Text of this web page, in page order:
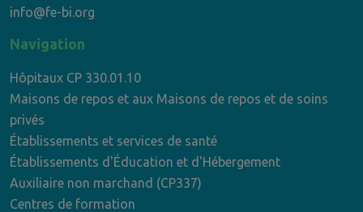
info@fe-bi.org
Navigation
Hôpitaux CP 330.01.10
Maisons de repos et aux Maisons de repos et de soins
privés
Établissements et services de santé
Établissements d'Éducation et d'Hébergement
Auxiliaire non marchand (CP337)
Centres de formation